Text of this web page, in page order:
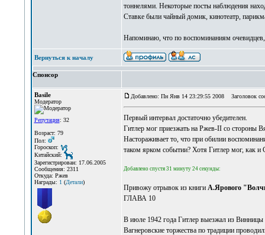
тоннелями. Некоторые посты наблюдения
Ставке были чайный домик, кинотеатр,
Напоминаю, что по воспоминаниям
Вернуться к началу
Спонсор
Basile
Модератор
Репутация: 32
Возраст: 79
Пол:
Гороскоп:
Китайский:
Зарегистрирован: 17.06.2005
Сообщения: 2311
Откуда: Ржев
Награды: 1(Детали)
Добавлено: Пн Янв 14 23:29:55 2008 Заголовок
Первый интервал достаточно убедителен.
Гитлер мог приезжать на Ржев-II со стороны
Настораживает то, что при обилии
таком ярком событии? Хотя Гитлер мог, как и
Добавлено спустя 31 минуту 24 секунды:
Привожу отрывок из книги А.Ярового
ГЛАВА 10
В июле 1942 года Гитлер выезжал из Винницы
Вагнеровские торжества по традиции